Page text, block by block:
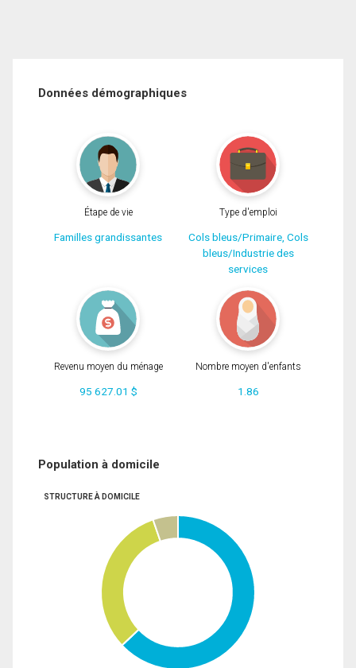
Données démographiques
Étape de vie
Familles grandissantes
Type d'emploi
Cols bleus/Primaire, Cols
bleus/Industrie des
services
Revenu moyen du ménage
95 627.01 $
Nombre moyen d'enfants
1.86
Population à domicile
STRUCTURE À DOMICILE